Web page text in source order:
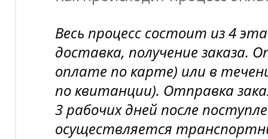
Весь процесс состоит из 4
доставка, получение заказа.
оплате по карте) или в
по квитанции). Отправка
3 рабочих дней после
осуществляется